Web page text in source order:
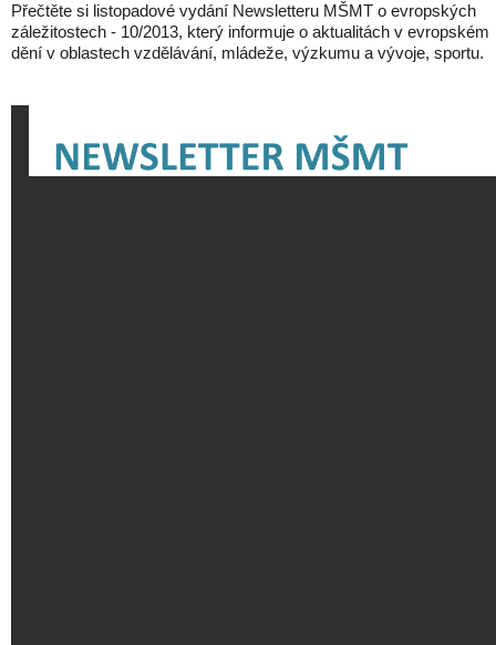
Přečtěte si listopadové vydání Newsletteru MŠMT o evropských
záležitostech - 10/2013, který informuje o aktualitách v evropském
dění v oblastech vzdělávání, mládeže, výzkumu a vývoje, sportu.